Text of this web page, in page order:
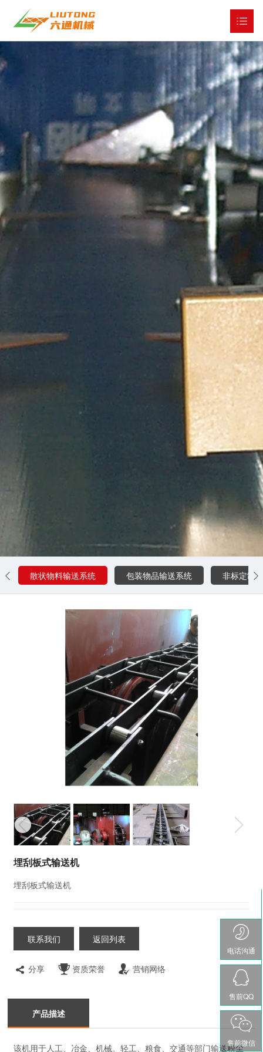

工程与服务
公司新闻 
全球市场
人才战略 
散状物料输送系统 包装物品输送系统 非标定制
 
埋刮板式输送机
埋刮板式输送机
联系我们 返回列表
分享 资质荣誉 营销网络
产品描述
该机用于人工、冶金、机械。轻工、粮食、交通等部门输送粉尘
电话沟通
售前QQ
售前微信